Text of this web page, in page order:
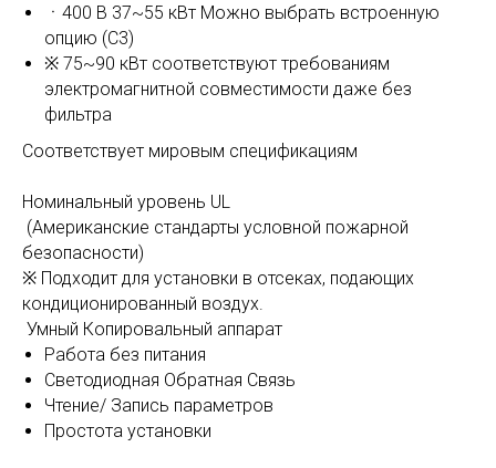
ㆍ400 В 37~55 кВт Можно выбрать встроенную
опцию (C3)
※ 75~90 кВт соответствуют требованиям
электромагнитной совместимости даже без
фильтра
​Соответствует мировым спецификациям
Номинальный уровень UL
(Американские стандарты условной пожарной
безопасности)
※ Подходит для установки в отсеках, подающих
кондиционированный воздух.
Умный Копировальный аппарат
Работа без питания
Светодиодная Обратная Связь
Чтение/ Запись параметров
Простота установки